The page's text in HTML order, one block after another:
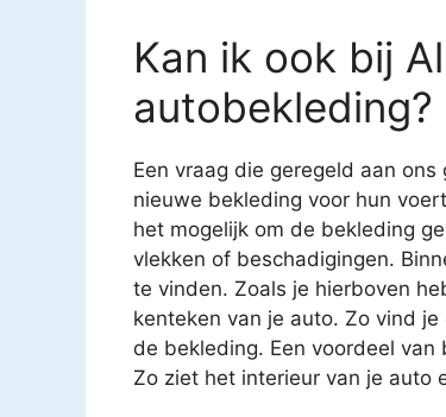
Kan ik ook bij
autobekleding?
Een vraag die geregeld aan
nieuwe bekleding voor hun
het mogelijk om de bekleding
vlekken of beschadigingen.
te vinden. Zoals je hierboven
kenteken van je auto. Zo vind
de bekleding. Een voordeel
Zo ziet het interieur van je auto